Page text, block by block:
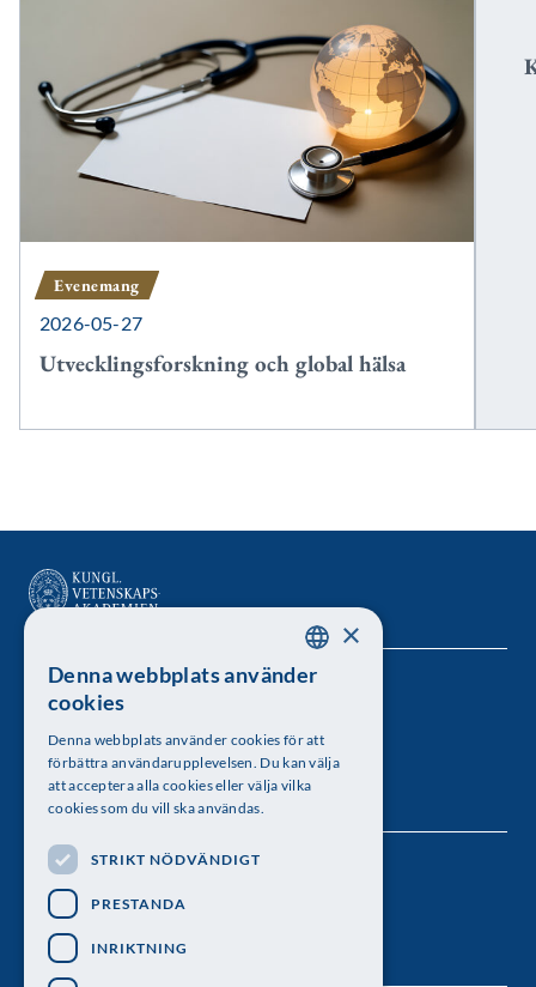
Evenemang
2026-05-27
Utvecklingsforskning och global hälsa
Kungl. Vetenskapsakademien
Besöksadress: Lilla Frescativägen 4A
Telefon: 08-673 95 00
Följ oss
SWEDISH
×
Denna webbplats använder
cookies
Denna webbplats använder cookies för att
förbättra användarupplevelsen. Du kan välja
att acceptera alla cookies eller välja vilka
cookies som du vill ska användas.
STRIKT NÖDVÄNDIGT
PRESTANDA
INRIKTNING